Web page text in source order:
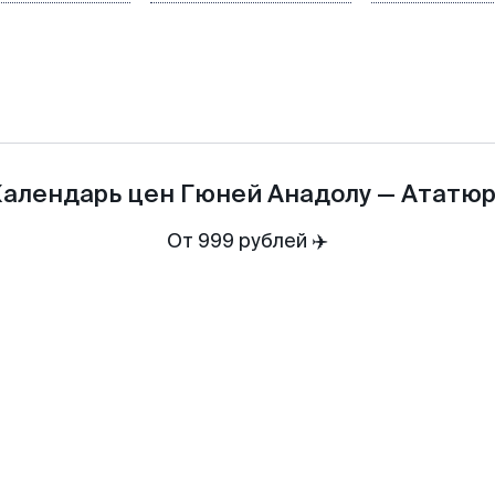
цен Гюней Анадолу—
От 999 рублей ✈️